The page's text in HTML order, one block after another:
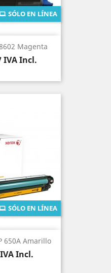
Magenta
IVA Incl.
SÓLO EN LÍNEA
650A Amarillo
IVA Incl.
SÓLO EN LÍNEA